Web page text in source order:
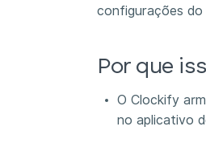
configurações
Por que
O Clockify
no aplicativo